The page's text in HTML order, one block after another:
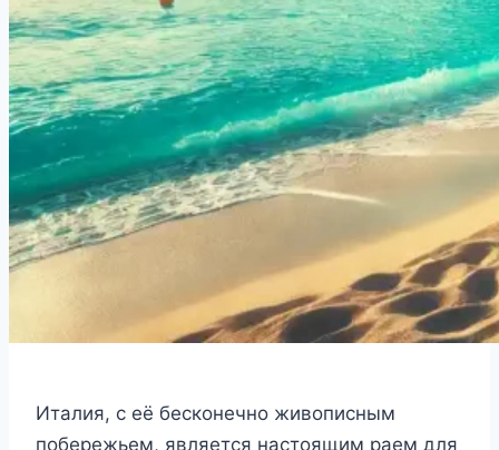
Италия, с её бесконечно живописным
побережьем, является настоящим раем для